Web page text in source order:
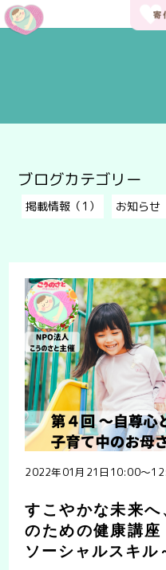
ブログカテゴリー
掲載情報（1） お知らせ
2022年01月21日10:00〜
すこやかな未来
のための健康講
ソーシャルスキル